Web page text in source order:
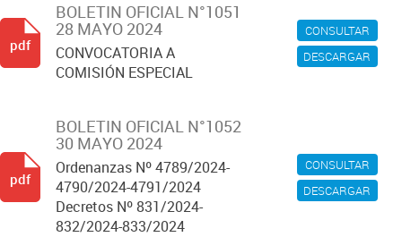
CONSULTAR
DESCARGAR
BOLETIN OFICIAL N°1051
28 MAYO 2024
CONVOCATORIA A
COMISIÓN ESPECIAL
pdf
CONSULTAR
DESCARGAR
BOLETIN OFICIAL N°1052
30 MAYO 2024
Ordenanzas Nº 4789/2024-
4790/2024-4791/2024
Decretos Nº 831/2024-
832/2024-833/2024
pdf